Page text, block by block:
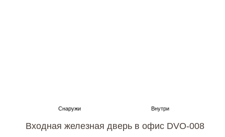
Входная железная дверь в офис DVO-008